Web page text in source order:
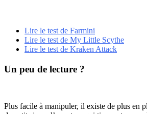
Lire le test de Farmini
Lire le test de My Little Scythe
Lire le test de Kraken Attack
Un peu de lecture ?
Plus facile à manipuler, il existe de plus en